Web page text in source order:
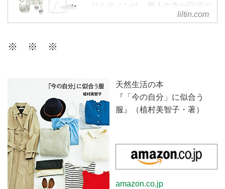
リルティンは、個人の方が日頃の
ファッションに関するお悩みを相
liltin.com
※ ※ ※
天然生活の本
『「今の自分」に似合う
服』（植村美智子・著）
amazon.co.jp